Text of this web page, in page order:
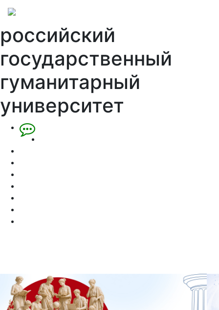
российский
государственный
гуманитарный
университет